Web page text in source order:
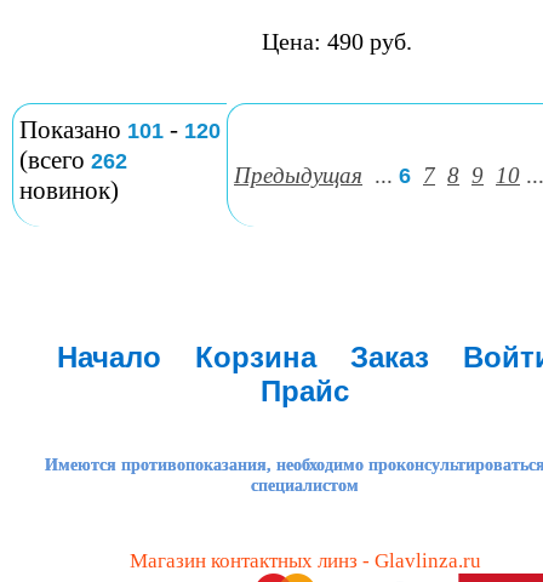
Цена: 490 руб.
Показано 101 - 120
(всего 262
новинок)
Предыдущая ... 6 7 8 9 10 ...
Начало Корзина Заказ
Прайс
Имеются противопоказания, необходимо
специалистом
Магазин контактных линз - Glavlinza.ru